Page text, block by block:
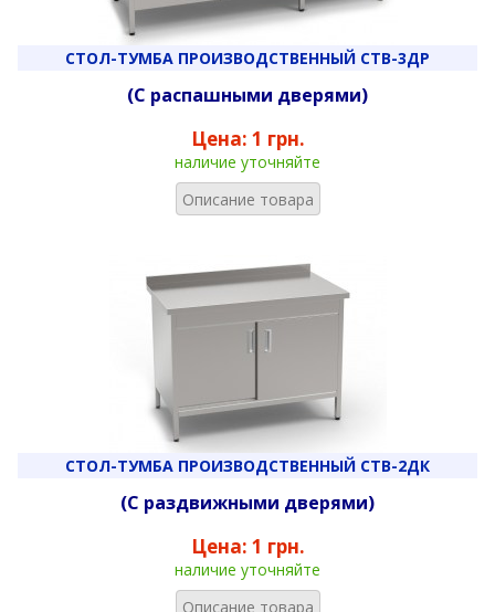
СТОЛ-ТУМБА ПРОИЗВОДСТВЕННЫЙ СТВ-3ДР
(С распашными дверями)
Цена: 1 грн.
наличие уточняйте
Описание товара
СТОЛ-ТУМБА ПРОИЗВОДСТВЕННЫЙ СТВ-2ДК
(С раздвижными дверями)
Цена: 1 грн.
наличие уточняйте
Описание товара